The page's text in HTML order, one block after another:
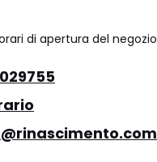
di apertura del negozio